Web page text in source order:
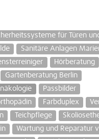
für Türen
Sanitäre Anlagen
Hörberatung
Gartenberatung Berlin
Passbilder
Farbduplex
Teichpflege
Wartung und Reparatur